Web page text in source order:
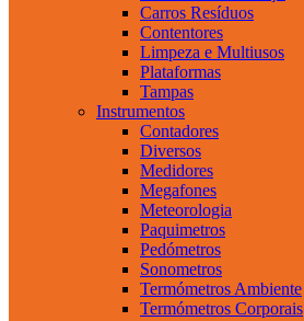
Carros Resíduos
Contentores
Limpeza e Multiusos
Plataformas
Tampas
Instrumentos
Contadores
Diversos
Medidores
Megafones
Meteorologia
Paquimetros
Pedómetros
Sonometros
Termómetros Ambiente
Termómetros Corporais